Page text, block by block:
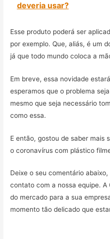
deveria usar?
Esse produto poderá ser
por exemplo. Que, aliás, é um
já que todo mundo coloca a
Em breve, essa novidade
esperamos que o problema
mesmo que seja necessário
como essa.
E então, gostou de saber mais
o coronavírus com plástico
Deixe o seu comentário
contato com a nossa equipe.
do mercado para a sua
momento tão delicado que